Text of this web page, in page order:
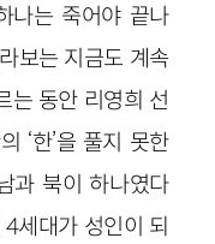
나는 죽어야 끝나
보는 지금도 계속
는 동안 리영희 선
‘한’을 풀지 못한
과 북이 하나였다
세대가 성인이 되